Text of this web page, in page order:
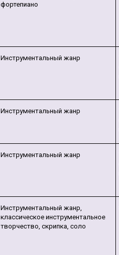
фортепиано
Инструментальный жанр
Инструментальный жанр
Инструментальный жанр
Инструментальный жанр,
классическое инструментальное
творчество, скрипка, соло